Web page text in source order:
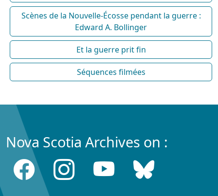
Scènes de la Nouvelle-Écosse pendant la guerre :
Edward A. Bollinger
Et la guerre prit fin
Séquences filmées
Nova Scotia Archives on :